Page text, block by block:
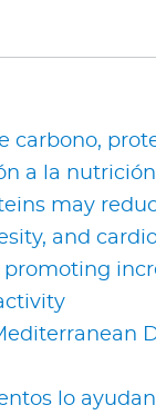
carbono,
a la nutrición
may
and
promoting
lo